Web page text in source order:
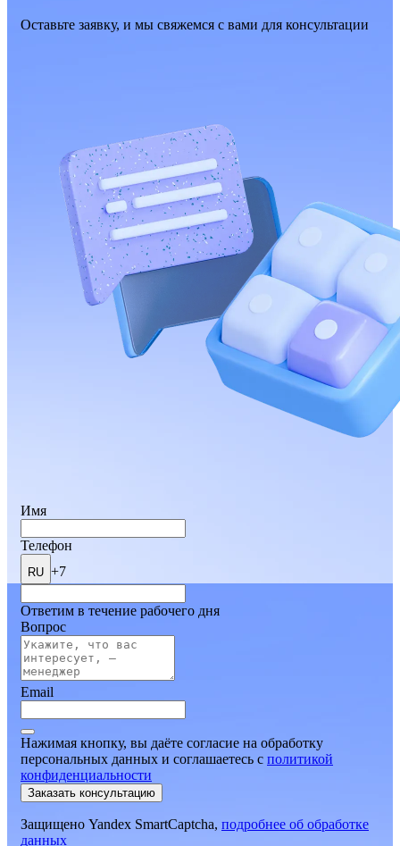
Оставьте заявку, и мы свяжемся с вами для консультации
Имя
Телефон
RU +7
Ответим в течение рабочего дня
Вопрос
Email
Нажимая кнопку, вы даёте согласие на обработку
персональных данных и соглашаетесь c политикой
конфиденциальности
Заказать консультацию
Защищено Yandex SmartCaptcha, подробнее об обработке
данных